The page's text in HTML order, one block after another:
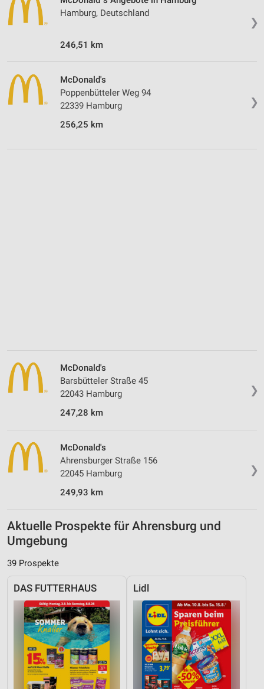
❯
Hamburg, Deutschland
246,51 km
❯
McDonald's
Poppenbütteler Weg 94
22339 Hamburg
256,25 km
❯
McDonald's
Barsbütteler Straße 45
22043 Hamburg
247,28 km
❯
McDonald's
Ahrensburger Straße 156
22045 Hamburg
249,93 km
Aktuelle Prospekte für Ahrensburg und
Umgebung
39 Prospekte
DAS FUTTERHAUS Lidl